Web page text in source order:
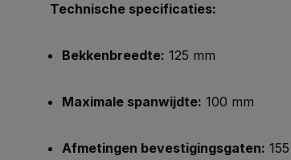
Technische specificaties:
Bekkenbreedte: 125 mm
Maximale spanwijdte: 100 mm
Afmetingen bevestigingsgaten: